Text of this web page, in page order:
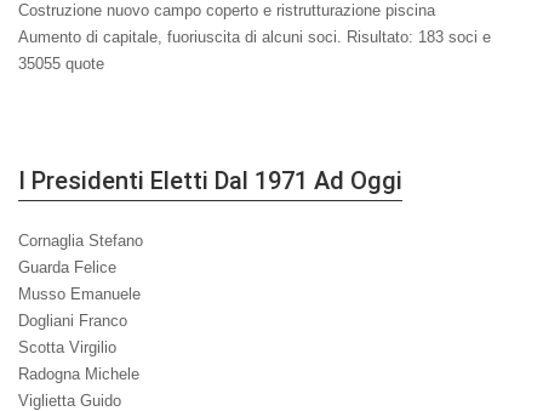
Costruzione nuovo campo coperto e ristrutturazione piscina
Aumento di capitale, fuoriuscita di alcuni soci. Risultato: 183 soci e
35055 quote
I Presidenti Eletti Dal 1971 Ad Oggi
Cornaglia Stefano
Guarda Felice
Musso Emanuele
Dogliani Franco
Scotta Virgilio
Radogna Michele
Viglietta Guido